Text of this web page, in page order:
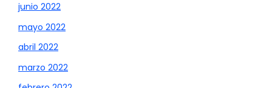
junio 2022
mayo 2022
abril 2022
marzo 2022